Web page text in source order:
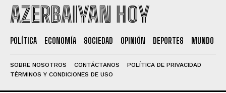
AZERBAIYAN HOY
POLÍTICA ECONOMÍA SOCIEDAD OPINIÓN DEPORTES MUNDO
SOBRE NOSOTROS CONTÁCTANOS
POLÍTICA DE PRIVACIDAD
TÉRMINOS Y CONDICIONES DE USO